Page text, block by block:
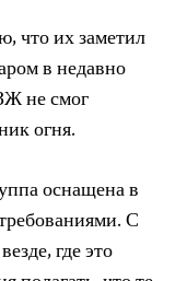
что их заметил
в недавно
не смог
огня.
оснащена в
С
где это